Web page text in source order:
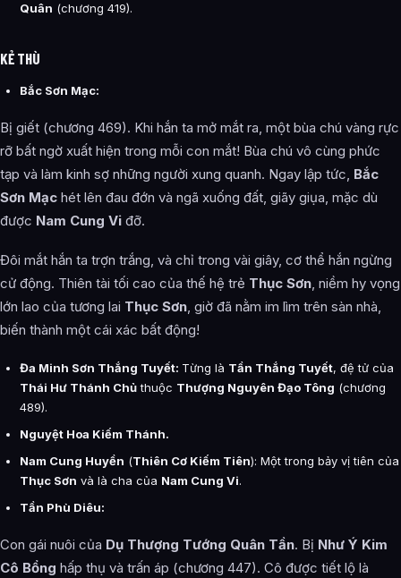
Quân (chương 419).
KẺ THÙ
Bắc Sơn Mạc:
Bị giết (chương 469). Khi hắn ta mở mắt ra, một bùa chú vàng rực
rỡ bất ngờ xuất hiện trong mỗi con mắt! Bùa chú vô cùng phức
tạp và làm kinh sợ những người xung quanh. Ngay lập tức, Bắc
Sơn Mạc hét lên đau đớn và ngã xuống đất, giãy giụa, mặc dù
được Nam Cung Vi đỡ.
Đôi mắt hắn ta trợn trắng, và chỉ trong vài giây, cơ thể hắn ngừng
cử động. Thiên tài tối cao của thế hệ trẻ Thục Sơn, niềm hy vọng
lớn lao của tương lai Thục Sơn, giờ đã nằm im lìm trên sàn nhà,
biến thành một cái xác bất động!
Đa Minh Sơn Thắng Tuyết: Từng là Tần Thắng Tuyết, đệ tử của
Thái Hư Thánh Chủthuộc Thượng Nguyên Đạo Tông (chương
489).
Nguyệt Hoa Kiếm Thánh.
Nam Cung Huyền (Thiên Cơ Kiếm Tiên): Một trong bảy vị tiên của
Thục Sơn và là cha của Nam Cung Vi.
Tần Phù Diêu:
Con gái nuôi của Dụ Thượng Tướng Quân Tần. Bị Như Ý Kim
Cô Bổng hấp thụ và trấn áp (chương 447). Cô được tiết lộ là